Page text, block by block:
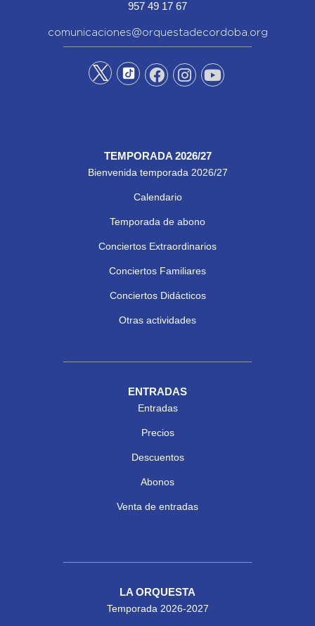
957 49 17 67
comunicaciones@orquestadecordoba.org
TEMPORADA 2026/27
Bienvenida temporada 2026/27
Calendario
Temporada de abono
Conciertos Extraordinarios
Conciertos Familiares
Conciertos Didácticos
Otras actividades
ENTRADAS
Entradas
Precios
Descuentos
Abonos
Venta de entradas
LA ORQUESTA
Temporada 2026-2027